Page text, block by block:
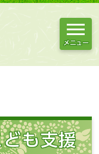
メニュー
ども支援